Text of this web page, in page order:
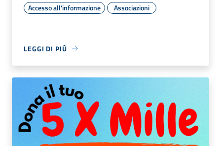
Accesso all'informazione Associazioni
LEGGI DI PIÙ